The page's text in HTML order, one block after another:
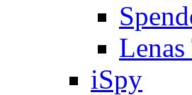
iSpy